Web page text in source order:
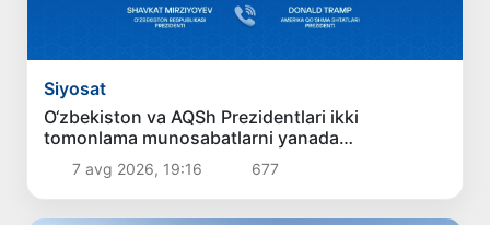
Siyosat
O‘zbekiston va AQSh Prezidentlari ikki
tomonlama munosabatlarni yanada
mustahkamlash istiqbollarini muhokama qildilar
7 avg 2026, 19:16 677